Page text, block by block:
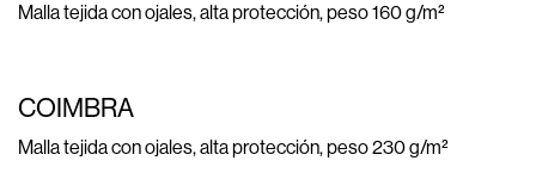
Malla tejida con ojales, alta protección, peso 160 g/m²
COIMBRA
Malla tejida con ojales, alta protección, peso 230 g/m²